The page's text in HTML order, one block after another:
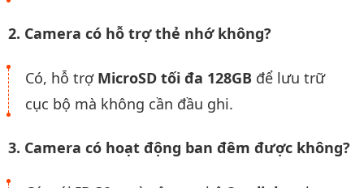
2. Camera có hỗ trợ thẻ nhớ không?
Có, hỗ trợ MicroSD tối đa 128GB để lưu trữ
cục bộ mà không cần đầu ghi.
3. Camera có hoạt động ban đêm được không?